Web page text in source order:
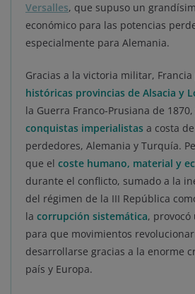
Versalles, que supuso un
económico para las potencias
especialmente para Alemania.
Gracias a la victoria militar,
históricas provincias de Alsacia y
la Guerra Franco-Prusiana de 1870,
conquistas imperialistas a costa
perdedores, Alemania y Turquía.
que el coste humano, material y
durante el conflicto, sumado a la
del régimen de la III República
la corrupción sistemática,
para que movimientos
desarrollarse gracias a la enorme
país y Europa.